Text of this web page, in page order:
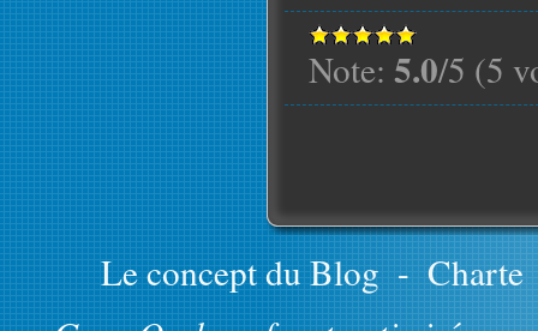
Note: 5.0/5 (5
Le concept du Blog - Charte